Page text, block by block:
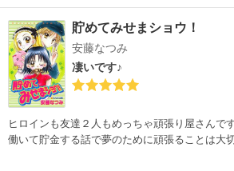
貯めてみせまショウ！
安藤なつみ
凄いです♪
ヒロインも友達２人もめっちゃ頑張り屋さんで
働いて貯金する話で夢のために頑張ることは大